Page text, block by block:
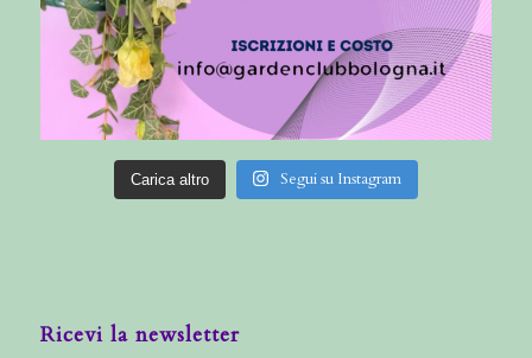
Carica altro Segui su Instagram
Ricevi la newsletter